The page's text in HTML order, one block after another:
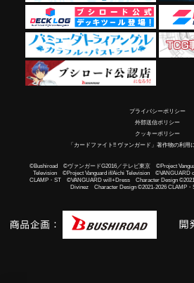
プライバシーポリシー
外部送信ポリシー
クッキーポリシー
「カードファイト!! ヴァンガード」著作物の利用
©Bushiroad ©ヴァンガードG2016／テレビ東京 ©Project
Television ©Project Vanguard if/Aichi Television ©VANGUARD
CLAMP・ST ©VANGUARD will+Dress Character Design
Divinez Character Design ©2021-2026 CLAMP